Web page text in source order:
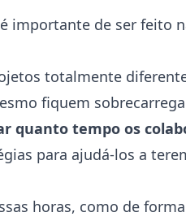
de ser feito
totalmente
fiquem
quanto tempo os
para ajudá-los a
horas, como de